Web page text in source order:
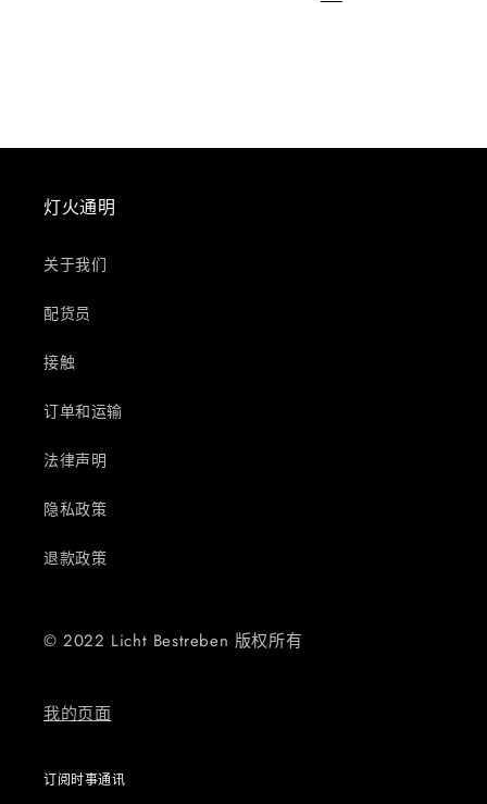
灯火通明
关于我们
配货员
接触
订单和运输
法律声明
隐私政策
退款政策
© 2022 Licht Bestreben 版权所有
我的页面
订阅时事通讯